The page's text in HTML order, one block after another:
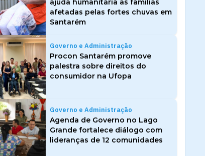
afetadas pelas fortes chuvas em
Santarém
Governo e Administração
Procon Santarém promove
palestra sobre direitos do
consumidor na Ufopa
Governo e Administração
Agenda de Governo no Lago
Grande fortalece diálogo com
lideranças de 12 comunidades